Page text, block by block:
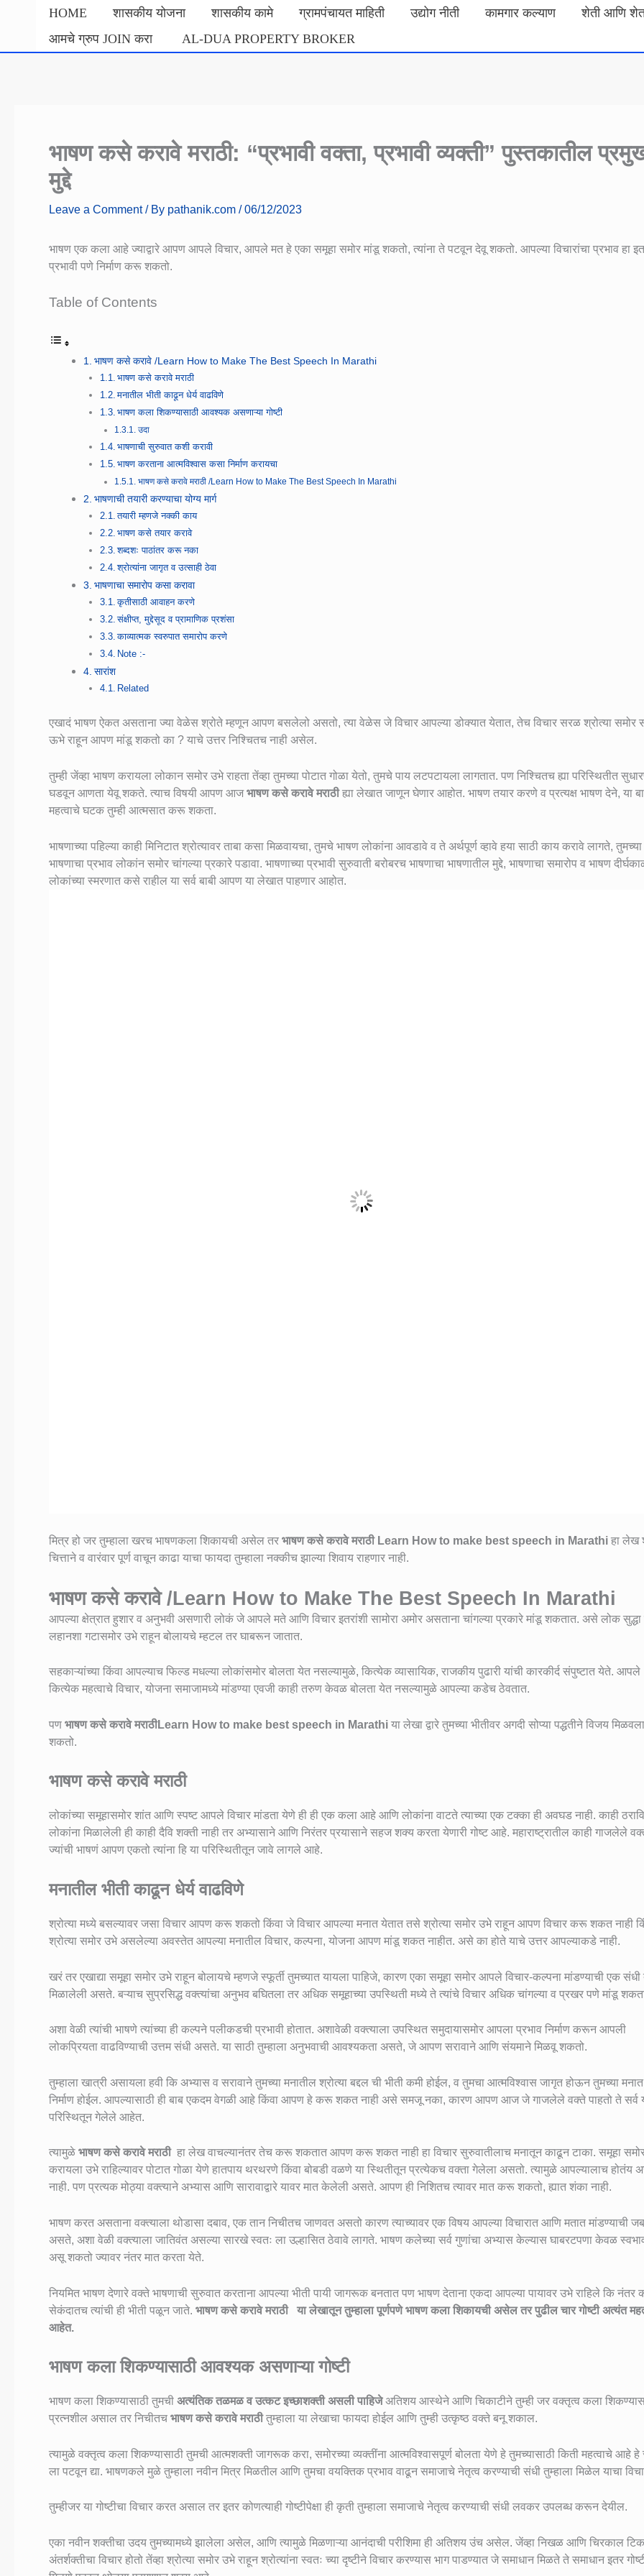
HOME शासकीय योजना शासकीय कामे ग्रामपंचायत माहिती उद्योग नीती कामगार कल्याण
शेती आणि
आमचे ग्रुप JOIN करा
AL-DUA PROPERTY BROKER
भाषण कसे करावे मराठी: “प्रभावी वक्ता, प्रभावी व्यक्ती” पुस्तकातील
मुद्दे
Leave a Comment / By pathanik.com /06/12/2023
भाषण एक कला आहे ज्याद्वारे आपण आपले विचार, आपले मत हे एका समूहा समोर मांडू शकतो, त्यांना ते पटवून देवू शकतो. आपल्या विचारांचा प्रभाव हा
प्रभावी पणे निर्माण करू शकतो.
Table of Contents
भाषण कसे करावे /Learn How to Make The Best Speech In Marathi
भाषण कसे करावे मराठी
मनातील भीती काढून धेर्य वाढविणे
भाषण कला शिकण्यासाठी आवश्यक असणाऱ्या गोष्टी
उदा
भाषणाची सुरुवात कशी करावी
भाषण करताना आत्मविश्वास कसा निर्माण करायचा
भाषण कसे करावे मराठी /Learn How to Make The Best Speech In Marathi
भाषणाची तयारी करण्याचा योग्य मार्ग
तयारी म्हणजे नक्की काय
भाषण कसे तयार करावे
शब्दशः पाठांतर करू नका
श्रोत्यांना जागृत व उत्साही ठेवा
भाषणाचा समारोप कसा करावा
कृतीसाठी आवाहन करणे
संक्षीप्त, मुद्देसूद व प्रामाणिक प्रशंसा
काव्यात्मक स्वरुपात समारोप करणे
Note :-
सारांश
Related
एखादं भाषण ऐकत असताना ज्या वेळेस श्रोते म्हणून आपण बसलेलो असतो, त्या वेळेस जे विचार आपल्या डोक्यात येतात, तेच विचार सरळ श्रोत्या समोर
ऊभे राहून आपण मांडू शकतो का ? याचे उत्तर निश्चितच नाही असेल.
तुम्ही जेंव्हा भाषण करायला लोकान समोर उभे राहता तेंव्हा तुमच्या पोटात गोळा येतो, तुमचे पाय लटपटायला लागतात. पण निश्चितच ह्या परिस्थितीत
घडवून आणता येवू शकते. त्याच विषयी आपण आजभाषण कसे करावे मराठीह्या लेखात जाणून घेणार आहोत. भाषण तयार करणे व प्रत्यक्ष भाषण देने, या
महत्वाचे घटक तुम्ही आत्मसात करू शकता.
भाषणाच्या पहिल्या काही मिनिटात श्रोत्यावर ताबा कसा मिळवायचा, तुमचे भाषण लोकांना आवडावे व ते अर्थपूर्ण व्हावे हया साठी काय करावे लागते, तुमच्या
भाषणाचा प्रभाव लोकांन समोर चांगल्या प्रकारे पडावा. भाषणाच्या प्रभावी सुरुवाती बरोबरच भाषणाचा भाषणातील मुद्दे, भाषणाचा समारोप व भाषण
लोकांच्या स्मरणात कसे राहील या सर्व बाबी आपण या लेखात पाहणार आहोत.
मित्र हो जर तुम्हाला खरच भाषणकला शिकायची असेल तर भाषण कसे करावे मराठी Learn How to make best speech in Marathi हा लेख
चित्ताने व वारंवार पूर्ण वाचून काढा याचा फायदा तुम्हाला नक्कीच झाल्या शिवाय राहणार नाही.
भाषण कसे करावे /Learn How to Make The Best Speech In Marathi
आपल्या क्षेत्रात हुशार व अनुभवी असणारी लोकं जे आपले मते आणि विचार इतरांशी सामोरा अमोर असताना चांगल्या प्रकारे मांडू शकतात. असे लोक सुद्धा
लहानशा गटासमोर उभे राहून बोलायचे म्हटल तर घाबरून जातात.
सहकाऱ्यांच्या किंवा आपल्याच फिल्ड मधल्या लोकांसमोर बोलता येत नसल्यामुळे, कित्येक व्यासायिक, राजकीय पुढारी यांची कारकीर्द संपुष्टात येते. आपले
कित्येक महत्वाचे विचार, योजना समाजामध्ये मांडण्या एवजी काही तरुण केवळ बोलता येत नसल्यामुळे आपल्या कडेच ठेवतात.
पण भाषण कसे करावे मराठीLearn How to make best speech in Marathi या लेखा द्वारे तुमच्या भीतीवर अगदी सोप्या पद्धतीने विजय
शकतो.
भाषण कसे करावे मराठी
लोकांच्या समूहासमोर शांत आणि स्पष्ट आपले विचार मांडता येणे ही ही एक कला आहे आणि लोकांना वाटते त्याच्या एक टक्का ही अवघड नाही. काही
लोकांना मिळालेली ही काही दैवि शक्ती नाही तर अभ्यासाने आणि निरंतर प्रयासाने सहज शक्य करता येणारी गोष्ट आहे. महाराष्ट्रातील काही गाजलेले
ज्यांची भाषणं आपण एकतो त्यांना हि या परिस्थितीतून जावे लागले आहे.
मनातील भीती काढून धेर्य वाढविणे
श्रोत्या मध्ये बसल्यावर जसा विचार आपण करू शकतो किंवा जे विचार आपल्या मनात येतात तसे श्रोत्या समोर उभे राहून आपण विचार करू शकत नाही
श्रोत्या समोर उभे असलेल्या अवस्तेत आपल्या मनातील विचार, कल्पना, योजना आपण मांडू शकत नाहीत. असे का होते याचे उत्तर आपल्याकडे नाही.
खरं तर एखाद्या समूहा समोर उभे राहून बोलायचे म्हणजे स्फूर्ती तुमच्यात यायला पाहिजे, कारण एका समूहा समोर आपले विचार-कल्पना मांडण्याची एक संधी
मिळालेली असते. बऱ्याच सुप्रसिद्ध वक्त्यांचा अनुभव बघितला तर अधिक समूहाच्या उपस्थिती मध्ये ते त्यांचे विचार अधिक चांगल्या व प्रखर पणे मांडू
अशा वेळी त्यांची भाषणे त्यांच्या ही कल्पने पलीकडची प्रभावी होतात. अशावेळी वक्त्याला उपस्थित समुदायासमोर आपला प्रभाव निर्माण करून आपली
लोकप्रियता वाढविण्याची उत्तम संधी असते. या साठी तुम्हाला अनुभवाची आवश्यकता असते, जे आपण सरावाने आणि संयमाने मिळवू शकतो.
तुम्हाला खात्री असायला हवी कि अभ्यास व सरावाने तुमच्या मनातील श्रोत्या बद्दल ची भीती कमी होईल, व तुमचा आत्मविश्वास जागृत होऊन तुमच्या मनात
निर्माण होईल. आपल्यासाठी ही बाब एकदम वेगळी आहे किंवा आपण हे करू शकत नाही असे समजू नका, कारण आपण आज जे गाजलेले वक्ते पाहतो ते सर्व
परिस्थितून गेलेले आहेत.
त्यामुळे भाषण कसे करावे मराठी हा लेख वाचल्यानंतर तेच करू शकतात आपण करू शकत नाही हा विचार सुरुवातीलाच मनातून काढून टाका. समूहा
करायला उभे राहिल्यावर पोटात गोळा येणे हातपाय थरथरणे किंवा बोबडी वळणे या स्थितीतून प्रत्येकच वक्ता गेलेला असतो. त्यामुळे आपल्यालाच होतंय
नाही. पण प्रत्यक मोठ्या वक्त्याने अभ्यास आणि सारावाद्वारे यावर मात केलेली असते. आपण ही निशितच त्यावर मात करू शकतो, ह्यात शंका नाही.
भाषण करत असताना वक्त्याला थोडासा दबाव, एक तान निचीतच जाणवत असतो कारण त्याच्यावर एक विषय आपल्या विचारात आणि मतात मांडण्याची
असते, अशा वेळी वक्त्याला जातिवंत असल्या सारखे स्वतः ला उल्हासित ठेवावे लागते. भाषण कलेच्या सर्व गुणांचा अभ्यास केल्यास घाबरटपणा केवळ
असू शकतो ज्यावर नंतर मात करता येते.
नियमित भाषण देणारे वक्ते भाषणाची सुरुवात करताना आपल्या भीती पायी जागरूक बनतात पण भाषण देताना एकदा आपल्या पायावर उभे राहिले कि नंतर
सेकंदातच त्यांची ही भीती पळून जाते. भाषण कसे करावे मराठी
या लेखातून तुम्हाला पूर्णपणे भाषण कला शिकायची असेल तर पुढील चार गोष्टी अत्यंत
आहेत.
भाषण कला शिकण्यासाठी आवश्यक असणाऱ्या गोष्टी
भाषण कला शिकण्यासाठी तुमची अत्यंतिक तळमळ व उत्कट इच्छाशक्ती असली पाहिजेअतिशय आस्थेने आणि चिकाटीने तुम्ही जर वक्तृत्व कला
प्रत्नशील असाल तर निचीतच भाषण कसे करावे मराठीतुम्हाला या लेखाचा फायदा होईल आणि तुम्ही उत्कृष्ठ वक्ते बनू शकाल.
त्यामुळे वक्तृत्व कला शिकण्यासाठी तुमची आत्मशक्ती जागरूक करा, समोरच्या व्यक्तींना आत्मविश्वासपूर्ण बोलता येणे हे तुमच्यासाठी किती महत्वाचे आहे हे
ला पटवून द्या. भाषणकले मुळे तुम्हाला नवीन मित्र मिळतील आणि तुमचा वयक्तिक प्रभाव वाढून समाजाचे नेतृत्व करण्याची संधी तुम्हाला मिळेल याचा
तुम्हीजर या गोष्टीचा विचार करत असाल तर इतर कोणत्याही गोष्टीपेक्षा ही कृती तुम्हाला समाजाचे नेतृत्व करण्याची संधी लवकर उपलब्ध करून देयील.
एका नवीन शक्तीचा उदय तुमच्यामध्ये झालेला असेल, आणि त्यामुळे मिळणाऱ्या आनंदाची परीशिमा ही अतिशय उंच असेल. जेंव्हा निखळ आणि चिरकाल
अंतर्शक्तीचा विचार होतो तेंव्हा श्रोत्या समोर उभे राहून श्रोत्यांना स्वतः च्या दृष्टीने विचार करण्यास भाग पाडण्यात जे समाधान मिळते ते समाधान इतर